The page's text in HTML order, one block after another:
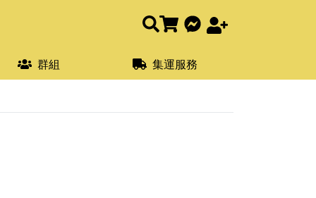
群組 集運服務